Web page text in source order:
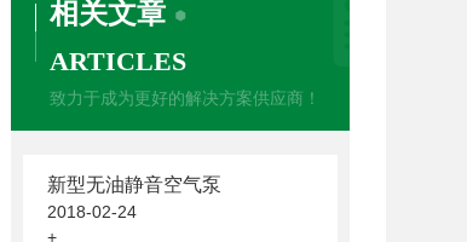
相关文章
ARTICLES
致力于成为更好的解决方案供应商！
新型无油静音空气泵
2018-02-24
+